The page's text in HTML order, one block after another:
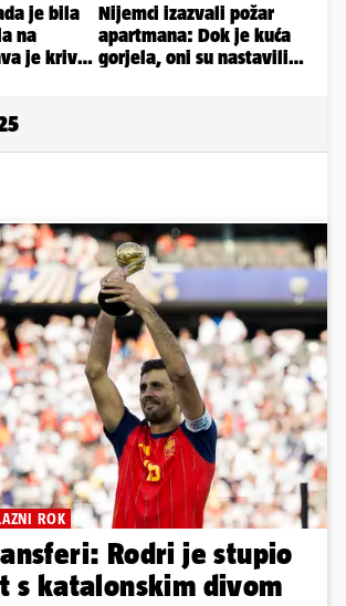
ROK
Rodri je stupio
s katalonskim divom